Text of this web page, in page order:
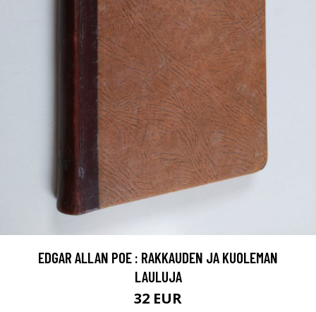
EDGAR ALLAN POE : RAKKAUDEN JA KUOLEMAN
LAULUJA
32 EUR